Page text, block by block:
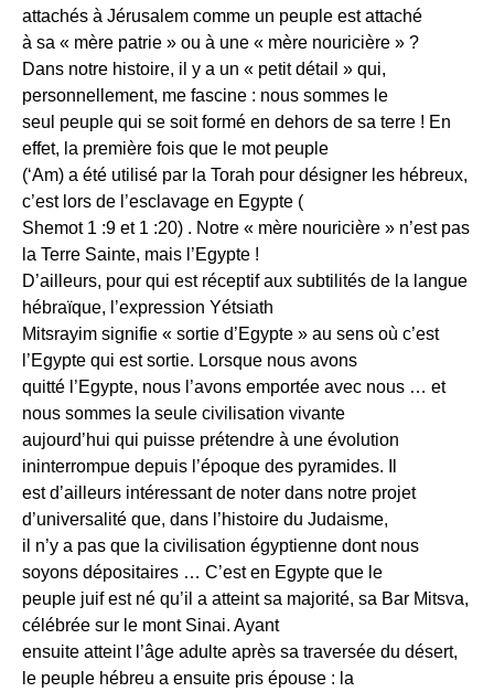
attachés à Jérusalem comme un peuple est attaché
à sa « mère patrie » ou à une « mère nouricière » ?
Dans notre histoire, il y a un « petit détail » qui,
personnellement, me fascine : nous sommes le
seul peuple qui se soit formé en dehors de sa terre ! En
effet, la première fois que le mot peuple
(‘Am) a été utilisé par la Torah pour désigner les hébreux,
c’est lors de l’esclavage en Egypte (
Shemot 1 :9 et 1 :20) . Notre « mère nouricière » n’est pas
la Terre Sainte, mais l’Egypte !
D’ailleurs, pour qui est réceptif aux subtilités de la langue
hébraïque, l’expression Yétsiath
Mitsrayim signifie « sortie d’Egypte » au sens où c’est
l’Egypte qui est sortie. Lorsque nous avons
quitté l’Egypte, nous l’avons emportée avec nous … et
nous sommes la seule civilisation vivante
aujourd’hui qui puisse prétendre à une évolution
ininterrompue depuis l’époque des pyramides. Il
est d’ailleurs intéressant de noter dans notre projet
d’universalité que, dans l’histoire du Judaisme,
il n’y a pas que la civilisation égyptienne dont nous
soyons dépositaires … C’est en Egypte que le
peuple juif est né qu’il a atteint sa majorité, sa Bar Mitsva,
célébrée sur le mont Sinai. Ayant
ensuite atteint l’âge adulte après sa traversée du désert,
le peuple hébreu a ensuite pris épouse : la